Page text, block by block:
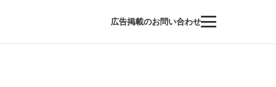
広告掲載のお問い合わせ